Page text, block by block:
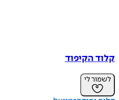
קלוד הקיפוד
לשמור לי